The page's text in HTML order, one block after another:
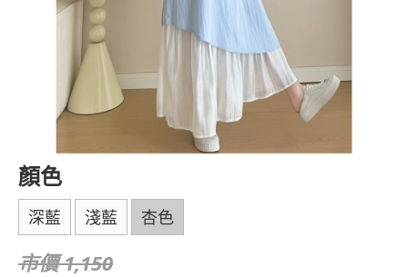
顏色
深藍 淺藍 杏色
市價 1,150